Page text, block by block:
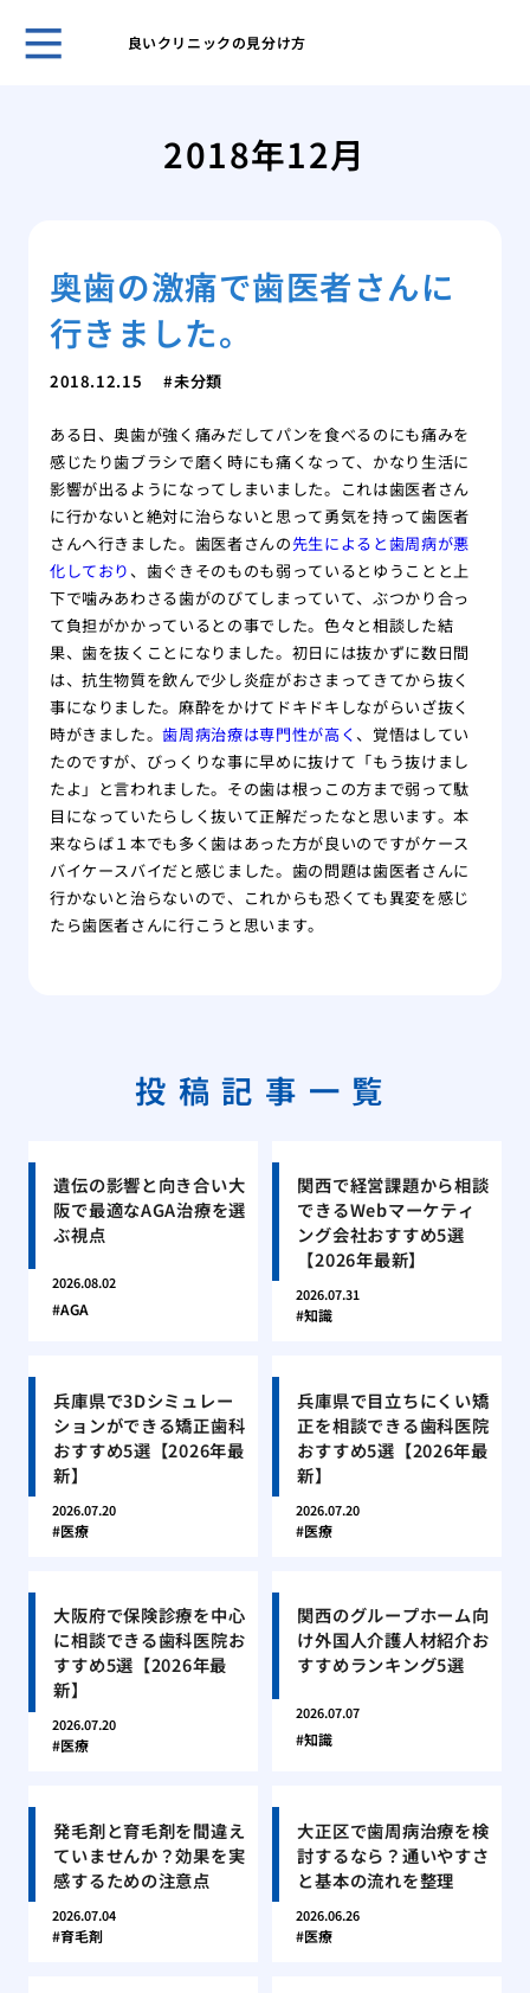
良いクリニックの見分け方
2018年12月
奥歯の激痛で歯医者さんに
行きました。
2018.12.15 未分類
ある日、奥歯が強く痛みだしてパンを食べるのにも痛みを
感じたり歯ブラシで磨く時にも痛くなって、かなり生活に
影響が出るようになってしまいました。これは歯医者さん
に行かないと絶対に治らないと思って勇気を持って歯医者
さんへ行きました。歯医者さんの先生によると歯周病が悪
化しており 、歯ぐきそのものも弱っているとゆうことと上
下で噛みあわさる歯がのびてしまっていて、ぶつかり合っ
て負担がかかっているとの事でした。色々と相談した結
果、歯を抜くことになりました。初日には抜かずに数日間
は、抗生物質を飲んで少し炎症がおさまってきてから抜く
事になりました。麻酔をかけてドキドキしながらいざ抜く
時がきました。歯周病治療は専門性が高く 、覚悟はしてい
たのですが、びっくりな事に早めに抜けて「もう抜けまし
たよ」と言われました。その歯は根っこの方まで弱って駄
目になっていたらしく抜いて正解だったなと思います。本
来ならば１本でも多く歯はあった方が良いのですがケース
バイケースバイだと感じました。歯の問題は歯医者さんに
行かないと治らないので、これからも恐くても異変を感じ
たら歯医者さんに行こうと思います。
投稿記事一覧
遺伝の影響と向き合い大
阪で最適なAGA治療を選
ぶ視点
2026.08.02
AGA
関西で経営課題から相談
できるWebマーケティ
ング会社おすすめ5選
【2026年最新】
2026.07.31
知識
兵庫県で3Dシミュレー
ションができる矯正歯科
おすすめ5選【2026年最
新】
2026.07.20
医療
兵庫県で目立ちにくい矯
正を相談できる歯科医院
おすすめ5選【2026年最
新】
2026.07.20
医療
大阪府で保険診療を中心
に相談できる歯科医院お
すすめ5選【2026年最
新】
2026.07.20
医療
関西のグループホーム向
け外国人介護人材紹介お
すすめランキング5選
2026.07.07
知識
発毛剤と育毛剤を間違え
ていませんか？効果を実
感するための注意点
2026.07.04
育毛剤
大正区で歯周病治療を検
討するなら？通いやすさ
と基本の流れを整理
2026.06.26
医療